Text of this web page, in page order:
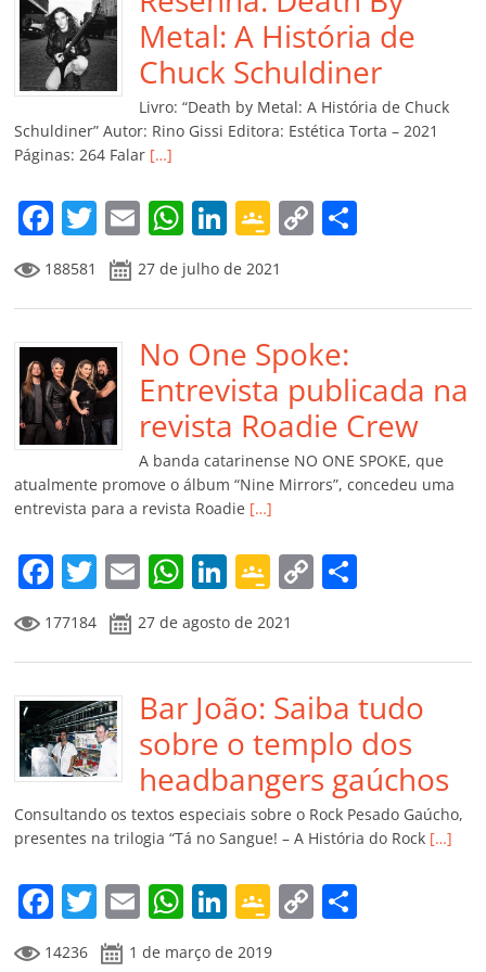
o
o
k
p
p
n Cl
a
ss
ro
m
n
k
til
h
ar
Metal: A História de
Chuck Schuldiner
Livro: “Death by Metal: A História de Chuck
Schuldiner” Autor: Rino Gissi Editora: Estética Torta – 2021
Páginas: 264 Falar […]
F
a
c
e
b
o
o
k
T
w
itt
er
E
m
ai
l
W
h
at
s
A
p
p
Li
n
k
e
dI
n
G
o
o
gl
e
Cl
a
ss
ro
o
m
C
o
y
Li
n
k
p
til
h
ar
188581 27 de julho de 2021
No One Spoke:
Entrevista publicada na
revista Roadie Crew
A banda catarinense NO ONE SPOKE, que
atualmente promove o álbum “Nine Mirrors”, concedeu uma
entrevista para a revista Roadie […]
F
a
c
e
b
o
o
k
T
w
itt
er
E
m
ai
l
W
h
at
s
A
p
p
Li
n
k
e
dI
n
G
o
o
gl
e
Cl
a
ss
ro
o
m
C
o
y
Li
n
k
p
ar
til
h
ar
177184 27 de agosto de 2021
Bar João: Saiba tudo
sobre o templo dos
headbangers gaúchos
Consultando os textos especiais sobre o Rock Pesado Gaúcho,
presentes na trilogia “Tá no Sangue! – A História do Rock […]
F
a
T
w
E
m
W
h
Li
n
G
o
C
o
14236 1 de março de 2019